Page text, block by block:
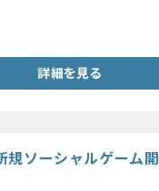
詳細を見る
ソーシャルゲーム